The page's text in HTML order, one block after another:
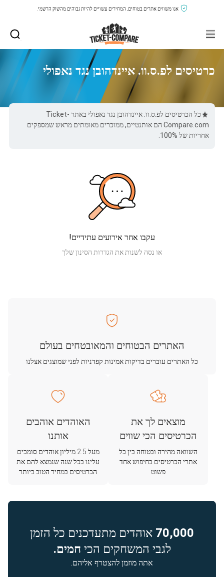
אנו משווים אתרים בטוחים, המחירים עשויים להיות גבוהים מהשוק הרשמי.
כרטיסים לפ.ס.וו. איינדהובן נגד נאפולי
כל הכרטיסים לפ.ס.וו. איינדהובן נגד נאפולי באתר Ticket-
Compare.com הם אותנטיים, ממוכרים מאומתים מראש שמספקים
אחריות של 100%.
עקבו אחר אירועים עתידיים!
או נסה לשנות את הגדרות הסינון שלך
האתרים הבטוחים והמאובטחים בעולם
כל האתרים עוברים בדיקות אמינות קפדניות לפני שמוצגים אצלנו
מוצאים לך את
הכרטיסים הכי שווים
השוואה מהירה ובטוחה בין כל
אתרי הכרטיסים בחיפוש אחד
פשוט
האוהדים אוהבים
אותנו
מעל 2.5 מיליון אוהדים סומכים
עלינו בכל שנה שנמצא להם את
הכרטיסים במחיר הטוב ביותר
70,000 אוהדים מתעדכנים כל הזמן
לגבי המשחקים הכי חמים.
אתה מוזמן להצטרף אליהם.